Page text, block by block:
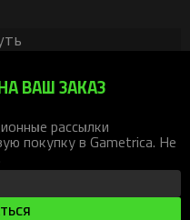
ВАШ ЗАКАЗ
рассылки
покупку в Gametrica. Не